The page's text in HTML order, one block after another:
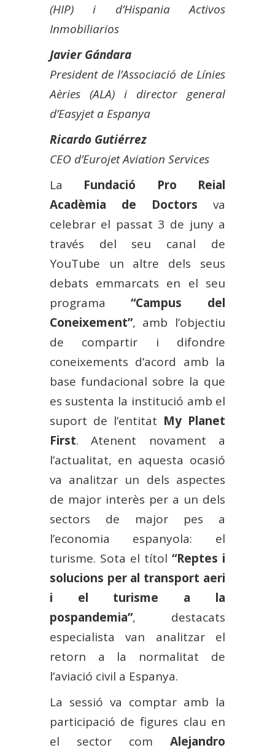
(HIP) i d’Hispania Activos
Inmobiliarios
Javier Gándara
President de l’Associació de Línies
Aèries (ALA) i director general
d’Easyjet a Espanya
Ricardo Gutiérrez
CEO d’Eurojet Aviation Services
La Fundació Pro Reial
Acadèmia de Doctors va
celebrar el passat 3 de juny a
través del seu canal de
YouTube un altre dels seus
debats emmarcats en el seu
programa “Campus del
Coneixement”, amb l’objectiu
de compartir i difondre
coneixements d’acord amb la
base fundacional sobre la que
es sustenta la institució amb el
suport de l’entitat My Planet
First. Atenent novament a
l’actualitat, en aquesta ocasió
va analitzar un dels aspectes
de major interès per a un dels
sectors de major pes a
l’economia espanyola: el
turisme. Sota el títol“Reptes i
solucions per al transport aeri
i el turisme a la
pospandemia”, destacats
especialista van analitzar el
retorn a la normalitat de
l’aviació civil a Espanya.
La sessió va comptar amb la
participació de figures clau en
el sector comAlejandro